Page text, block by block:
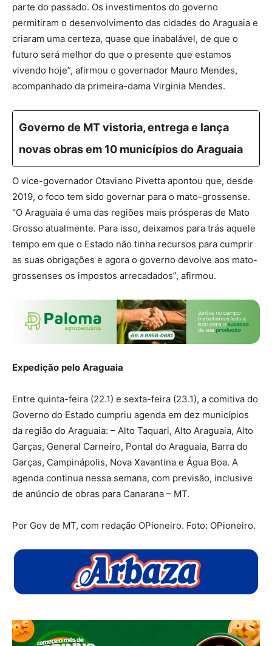
parte do passado. Os investimentos do governo
permitiram o desenvolvimento das cidades do Araguaia e
criaram uma certeza, quase que inabalável, de que o
futuro será melhor do que o presente que estamos
vivendo hoje”, afirmou o governador Mauro Mendes,
acompanhado da primeira-dama Virginia Mendes.
Governo de MT vistoria, entrega e lança
novas obras em 10 municípios do Araguaia
O vice-governador Otaviano Pivetta apontou que, desde
2019, o foco tem sido governar para o mato-grossense.
“O Araguaia é uma das regiões mais prósperas de Mato
Grosso atualmente. Para isso, deixamos para trás aquele
tempo em que o Estado não tinha recursos para cumprir
as suas obrigações e agora o governo devolve aos mato-
grossenses os impostos arrecadados”, afirmou.
Expedição pelo Araguaia
Entre quinta-feira (22.1) e sexta-feira (23.1), a comitiva do
Governo do Estado cumpriu agenda em dez municípios
da região do Araguaia: – Alto Taquari, Alto Araguaia, Alto
Garças, General Carneiro, Pontal do Araguaia, Barra do
Garças, Campinápolis, Nova Xavantina e Água Boa. A
agenda continua nessa semana, com previsão, inclusive
de anúncio de obras para Canarana – MT.
Por Gov de MT, com redação OPioneiro. Foto: OPioneiro.